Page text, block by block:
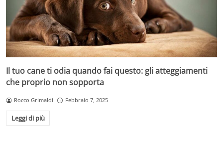
Il tuo cane ti odia quando fai questo: gli atteggiamenti
che proprio non sopporta
Rocco Grimaldi Febbraio 7, 2025
Leggi di più